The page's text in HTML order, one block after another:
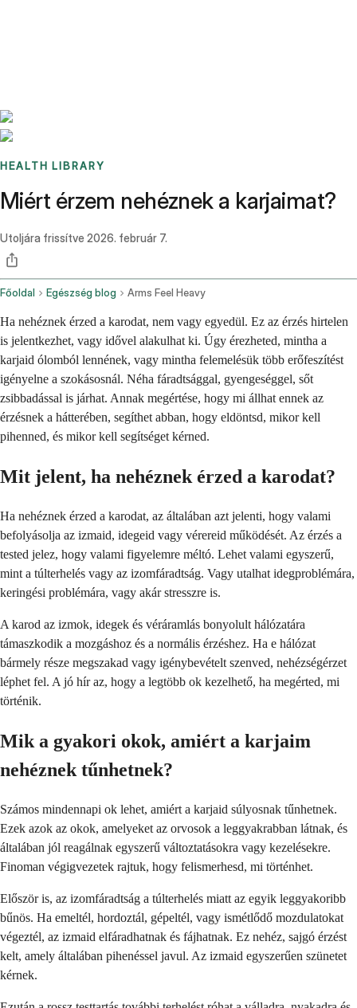
HEALTH LIBRARY
Miért érzem nehéznek a karjaimat?
Utoljára frissítve 2026. február 7.
Főoldal Egészség blog Arms Feel Heavy
Ha nehéznek érzed a karodat, nem vagy egyedül. Ez az érzés hirtelen
is jelentkezhet, vagy idővel alakulhat ki. Úgy érezheted, mintha a
karjaid ólomból lennének, vagy mintha felemelésük több erőfeszítést
igényelne a szokásosnál. Néha fáradtsággal, gyengeséggel, sőt
zsibbadással is járhat. Annak megértése, hogy mi állhat ennek az
érzésnek a hátterében, segíthet abban, hogy eldöntsd, mikor kell
pihenned, és mikor kell segítséget kérned.
Mit jelent, ha nehéznek érzed a karodat?
Ha nehéznek érzed a karodat, az általában azt jelenti, hogy valami
befolyásolja az izmaid, idegeid vagy vérereid működését. Az érzés a
tested jelez, hogy valami figyelemre méltó. Lehet valami egyszerű,
mint a túlterhelés vagy az izomfáradtság. Vagy utalhat idegproblémára,
keringési problémára, vagy akár stresszre is.
A karod az izmok, idegek és véráramlás bonyolult hálózatára
támaszkodik a mozgáshoz és a normális érzéshez. Ha e hálózat
bármely része megszakad vagy igénybevételt szenved, nehézségérzet
léphet fel. A jó hír az, hogy a legtöbb ok kezelhető, ha megérted, mi
történik.
Mik a gyakori okok, amiért a karjaim
nehéznek tűnhetnek?
Számos mindennapi ok lehet, amiért a karjaid súlyosnak tűnhetnek.
Ezek azok az okok, amelyeket az orvosok a leggyakrabban látnak, és
általában jól reagálnak egyszerű változtatásokra vagy kezelésekre.
Finoman végigvezetek rajtuk, hogy felismerhesd, mi történhet.
Először is, az izomfáradtság a túlterhelés miatt az egyik leggyakoribb
bűnös. Ha emeltél, hordoztál, gépeltél, vagy ismétlődő mozdulatokat
végeztél, az izmaid elfáradhatnak és fájhatnak. Ez nehéz, sajgó érzést
kelt, amely általában pihenéssel javul. Az izmaid egyszerűen szünetet
kérnek.